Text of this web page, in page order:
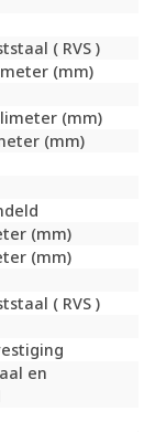
( RVS )
(mm)
(mm)
(mm)
(mm)
(mm)
( RVS )
en